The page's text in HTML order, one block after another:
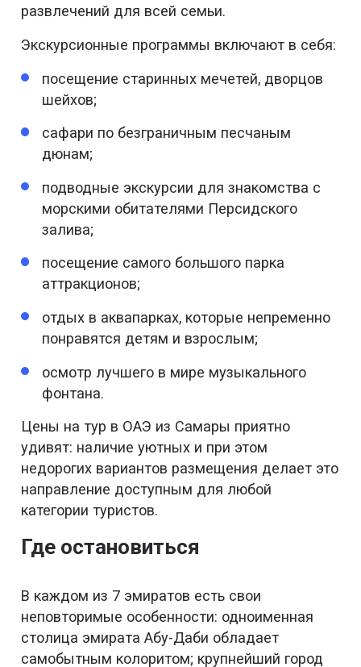
развлечений для всей семьи.
Экскурсионные программы включают в себя:
посещение старинных мечетей, дворцов
шейхов;
сафари по безграничным песчаным
дюнам;
подводные экскурсии для знакомства с
морскими обитателями Персидского
залива;
посещение самого большого парка
аттракционов;
отдых в аквапарках, которые непременно
понравятся детям и взрослым;
осмотр лучшего в мире музыкального
фонтана.
Цены на тур в ОАЭ из Самары приятно
удивят: наличие уютных и при этом
недорогих вариантов размещения делает это
направление доступным для любой
категории туристов.
Где остановиться
В каждом из 7 эмиратов есть свои
неповторимые особенности: одноименная
столица эмирата Абу-Даби обладает
самобытным колоритом; крупнейший город